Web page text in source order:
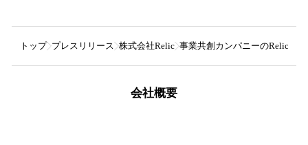
トップ プレスリリース 株式会社Relic 事業共創カンパニーのRelic、
会社概要